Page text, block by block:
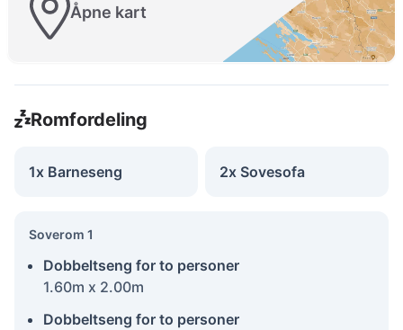
Åpne kart
Romfordeling
1x Barneseng 2x Sovesofa
Soverom 1
Dobbeltseng for to personer
1.60m x 2.00m
Dobbeltseng for to personer